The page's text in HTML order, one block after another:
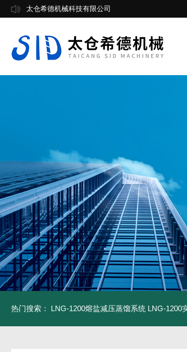
太仓希德机械科技有限公司
热门搜索： LNG-1200熔盐减压蒸馏系统 LNG-1200